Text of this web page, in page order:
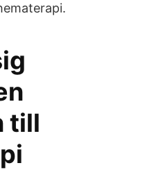
till